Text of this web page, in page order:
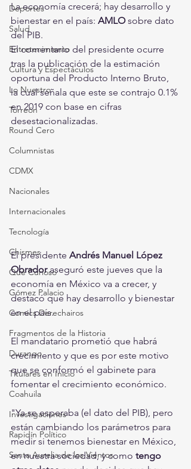
Deportes
Salud
Entretenimiento
Cultura y Espectáculos
Lo Nuestro
Torreón
Round Cero
Columnistas
CDMX
Nacionales
Internacionales
Tecnología
Chismes
Qué Curioso
Gómez Palacio
Comics Derechairos
Fragmentos de la Historia
Durango
Titulares en Inicio
Coahuila
Investigaciones
Rapidín Político
Santa Aurelia de los Vientos
La economía crecerá; hay desarrollo y
bienestar en el país: AMLO sobre dato
del PIB.
El comentario del presidente ocurre
tras la publicación de la estimación
oportuna del Producto Interno Bruto,
la cual señala que este se contrajo 0.1%
en 2019 con base en cifras
desestacionalizadas.
El presidente Andrés Manuel López
Obrador aseguró este jueves que la
economía en México va a crecer, y
destacó que hay desarrollo y bienestar
en el país.
El mandatario prometió que habrá
crecimiento y que es por este motivo
que se conformó el gabinete para
fomentar el crecimiento económico.
"Ya se esperaba (el dato del PIB), pero
están cambiando los parámetros para
medir si tenemos bienestar en México,
en nuestra sociedad, y como tengo